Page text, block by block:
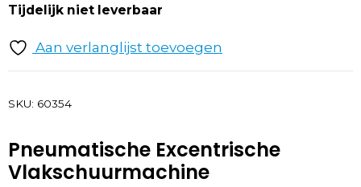
Tijdelijk niet leverbaar
Aan verlanglijst toevoegen
SKU: 60354
Pneumatische Excentrische
Vlakschuurmachine